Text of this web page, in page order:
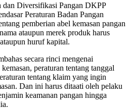
Diversifikasi Pangan DKPP
Peraturan Badan Pangan
pemberian abel kemasan pangan
ataupun merek produk harus
huruf kapital.
secara rinci mengenai
peraturan tentang tanggal
tentang klaim yang ingin
Dan ini harus ditaati oleh pelaku
keamanan pangan hingga